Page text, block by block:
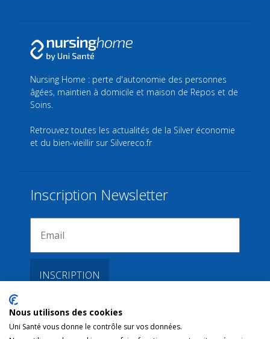
Nursing Home : perte d'autonomie des personnes
âgées, maintien à domicile et maison de Repos et de
Soins.
Retrouvez toutes les actualités de la Silver économie
et du bien-vieillir sur Silvereco.fr
Inscription Newsletter
Liens
Nous utilisons des cookies
Uni Santé vous donne le contrôle sur vos données.